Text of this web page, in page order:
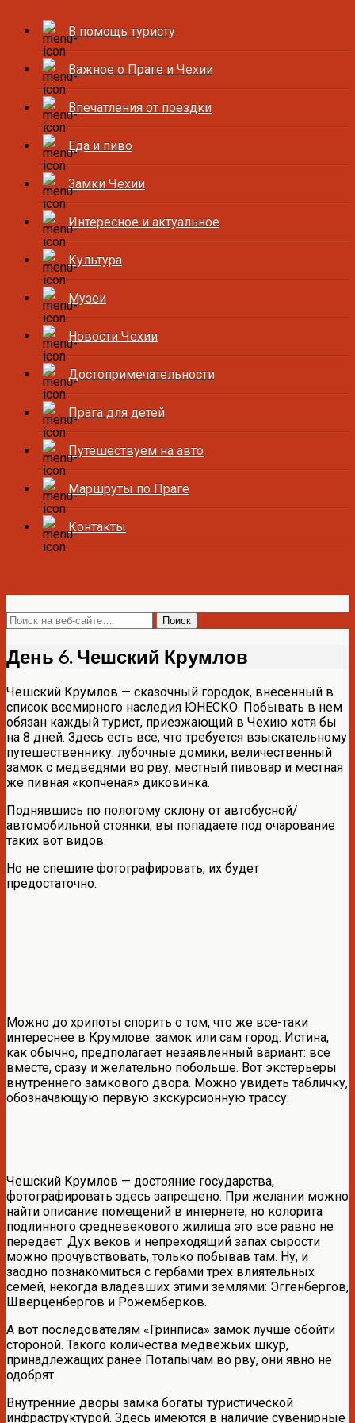
В помощь туристу
Важное о Праге и Чехии
Впечатления от поездки
Еда и пиво
Замки Чехии
Интересное и актуальное
Культура
Музеи
Новости Чехии
Достопримечательности
Прага для детей
Путешествуем на авто
Маршруты по Праге
Контакты
День 6. Чешский Крумлов
Чешский Крумлов — сказочный городок, внесенный в
список всемирного наследия ЮНЕСКО. Побывать в нем
обязан каждый турист, приезжающий в Чехию хотя бы
на 8 дней. Здесь есть все, что требуется взыскательному
путешественнику: лубочные домики, величественный
замок с медведями во рву, местный пивовар и местная
же пивная «копченая» диковинка.
Поднявшись по пологому склону от автобусной/
автомобильной стоянки, вы попадаете под очарование
таких вот видов.
Но не спешите фотографировать, их будет
предостаточно.
Можно до хрипоты спорить о том, что же все-таки
интереснее в Крумлове: замок или сам город. Истина,
как обычно, предполагает незаявленный вариант: все
вместе, сразу и желательно побольше. Вот экстерьеры
внутреннего замкового двора. Можно увидеть табличку,
обозначающую первую экскурсионную трассу:
Чешский Крумлов — достояние государства,
фотографировать здесь запрещено. При желании можно
найти описание помещений в интернете, но колорита
подлинного средневекового жилища это все равно не
передает. Дух веков и непреходящий запах сырости
можно прочувствовать, только побывав там. Ну, и
заодно познакомиться с гербами трех влиятельных
семей, некогда владевших этими землями: Эггенбергов,
Шверценбергов и Рожемберков.
А вот последователям «Гринписа» замок лучше обойти
стороной. Такого количества медвежьих шкур,
принадлежащих ранее Потапычам во рву, они явно не
одобрят.
Внутренние дворы замка богаты туристической
инфраструктурой. Здесь имеются в наличие сувенирные